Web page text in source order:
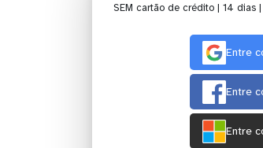
SEM cartão de crédito | 14 dias
Entre
Entre
Entre